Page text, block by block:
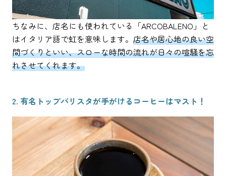
ちなみに、店名にも使われている「ARCOBALENO」と
はイタリア語で虹を意味します。 店名や居心地の良い空
間づくりといい、スローな時間の流れが日々の喧騒を忘
れさせてくれます。
2. 有名トップバリスタが手がけるコーヒーはマスト！